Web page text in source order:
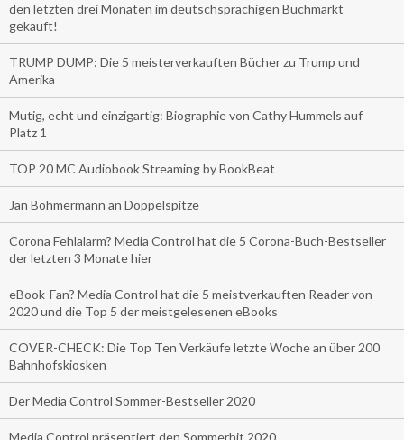
den letzten drei Monaten im deutschsprachigen Buchmarkt
gekauft!
TRUMP DUMP: Die 5 meisterverkauften Bücher zu Trump und
Amerika
Mutig, echt und einzigartig: Biographie von Cathy Hummels auf
Platz 1
TOP 20 MC Audiobook Streaming by BookBeat
Jan Böhmermann an Doppelspitze
Corona Fehlalarm? Media Control hat die 5 Corona-Buch-Bestseller
der letzten 3 Monate hier
eBook-Fan? Media Control hat die 5 meistverkauften Reader von
2020 und die Top 5 der meistgelesenen eBooks
COVER-CHECK: Die Top Ten Verkäufe letzte Woche an über 200
Bahnhofskiosken
Der Media Control Sommer-Bestseller 2020
Media Control präsentiert den Sommerhit 2020